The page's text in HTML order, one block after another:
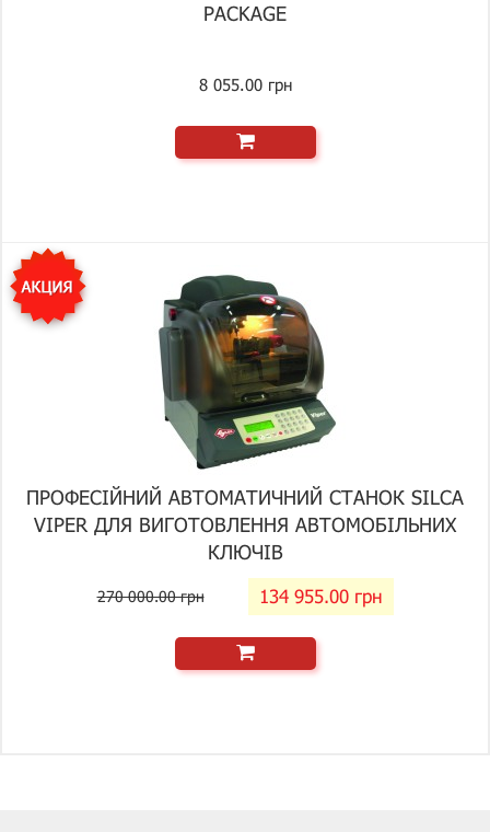
PACKAGE
8 055.00 грн
ПРОФЕСІЙНИЙ АВТОМАТИЧНИЙ СТАНОК SILCA
VIPER ДЛЯ ВИГОТОВЛЕННЯ АВТОМОБІЛЬНИХ
КЛЮЧІВ
270 000.00 грн 134 955.00 грн